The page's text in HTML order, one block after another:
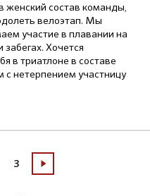
состав команды,
велоэтап. Мы
участие в плавании на
Хочется
в триатлоне в составе
нетерпением участницу
3